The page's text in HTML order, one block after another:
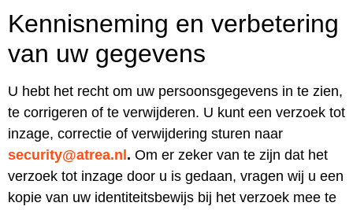
Kennisneming en verbetering
van uw gegevens
U hebt het recht om uw persoonsgegevens in te zien,
te corrigeren of te verwijderen. U kunt een verzoek tot
inzage, correctie of verwijdering sturen naar
security@atrea.nl. Om er zeker van te zijn dat het
verzoek tot inzage door u is gedaan, vragen wij u een
kopie van uw identiteitsbewijs bij het verzoek mee te